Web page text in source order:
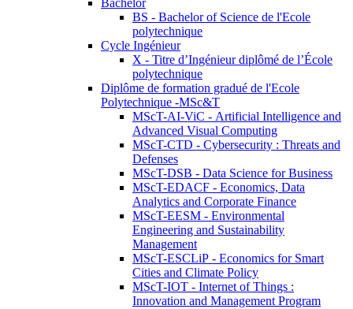
Bachelor
BS - Bachelor of Science de l'Ecole
polytechnique
Cycle Ingénieur
X - Titre d’Ingénieur diplômé de l’École
polytechnique
Diplôme de formation gradué de l'Ecole
Polytechnique -MSc&T
MScT-AI-ViC - Artificial Intelligence and
Advanced Visual Computing
MScT-CTD - Cybersecurity : Threats and
Defenses
MScT-DSB - Data Science for Business
MScT-EDACF - Economics, Data
Analytics and Corporate Finance
MScT-EESM - Environmental
Engineering and Sustainability
Management
MScT-ESCLiP - Economics for Smart
Cities and Climate Policy
MScT-IOT - Internet of Things :
Innovation and Management Program